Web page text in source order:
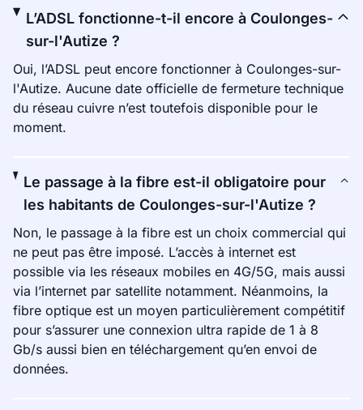
L’ADSL fonctionne-t-il encore à Coulonges-
sur-l'Autize ?
Oui, l’ADSL peut encore fonctionner à Coulonges-sur-
l'Autize. Aucune date officielle de fermeture technique
du réseau cuivre n’est toutefois disponible pour le
moment.
Le passage à la fibre est-il obligatoire pour
les habitants de Coulonges-sur-l'Autize ?
Non, le passage à la fibre est un choix commercial qui
ne peut pas être imposé. L’accès à internet est
possible via les réseaux mobiles en 4G/5G, mais aussi
via l’internet par satellite notamment. Néanmoins, la
fibre optique est un moyen particulièrement compétitif
pour s’assurer une connexion ultra rapide de 1 à 8
Gb/s aussi bien en téléchargement qu’en envoi de
données.